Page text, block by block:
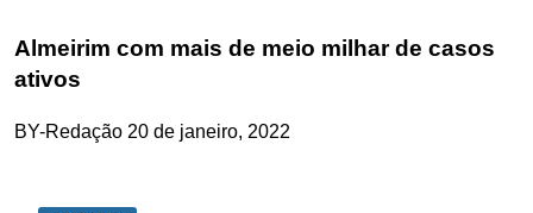
Almeirim com mais de meio milhar de casos
ativos
BY-Redação 20 de janeiro, 2022